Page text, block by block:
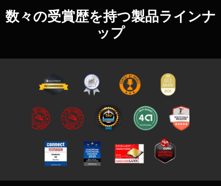
数々の受賞歴を持つ製品ラインナ
ップ